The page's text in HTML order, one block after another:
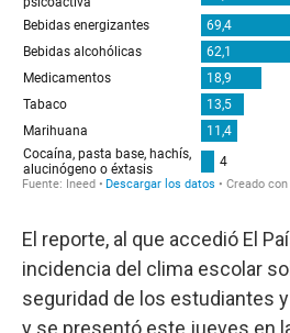
El reporte, al que accedió El
incidencia del clima escolar
seguridad de los estudiantes
y se presentó este jueves en